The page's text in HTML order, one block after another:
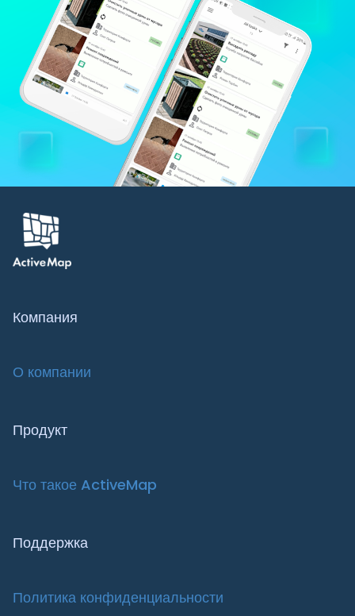
Компания
О компании
Продукт
Что такое ActiveMap
Поддержка
Политика конфиденциальности